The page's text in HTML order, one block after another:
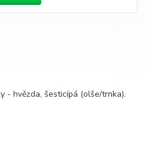
- hvězda, šesticípá (olše/trnka).